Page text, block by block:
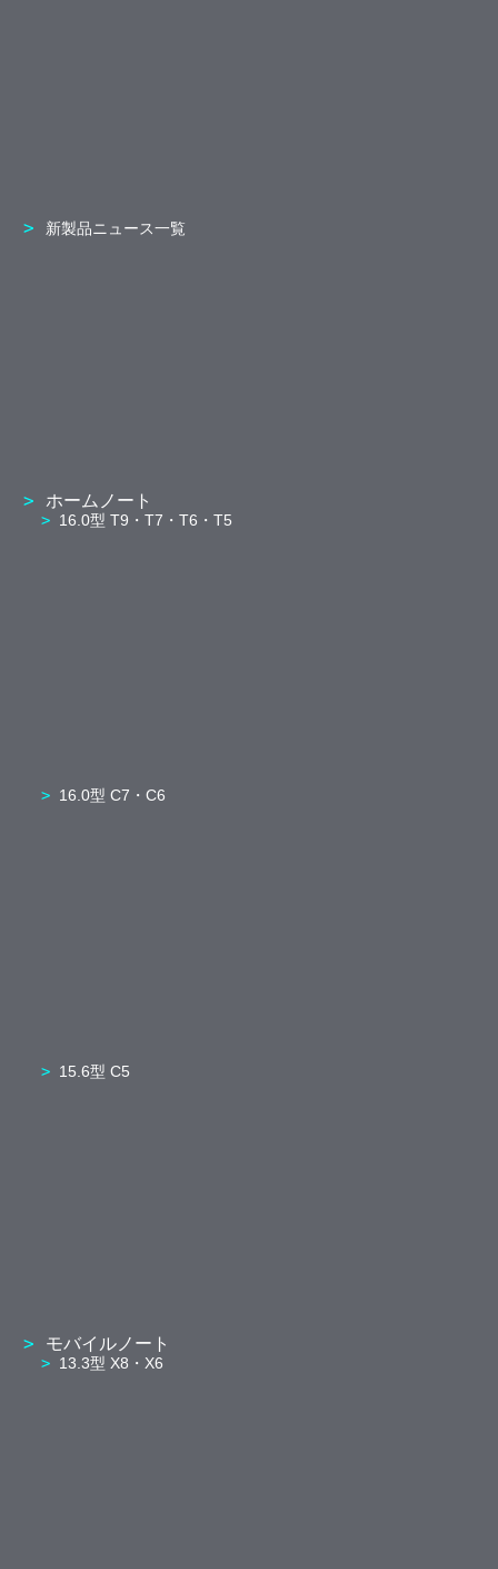
新製品ニュース一覧
ホームノート
16.0型 T9・T7・T6・T5
16.0型 C7・C6
15.6型 C5
モバイルノート
13.3型 X8・X6